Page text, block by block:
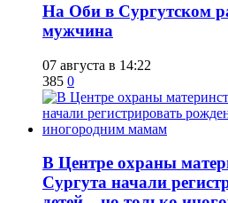
​На Оби в Сургутском
мужчина
07 августа в 14:22
385 0
​В Центре охраны
Сургута начали